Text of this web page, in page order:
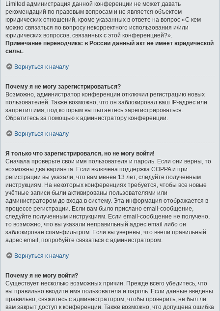
Limited администрация данной конференции не может давать
рекомендаций по правовым вопросам и не является объектом
юридических отношений, кроме указанных в ответе на вопрос «С кем
можно связаться по вопросу некорректного использования и/или
юридических вопросов, связанных с этой конференцией?».
Примечание переводчика: в России данный акт не имеет юридической
силы..
Вернуться к началу
Почему я не могу зарегистрироваться?
Возможно, администратор конференции отключил регистрацию новых
пользователей. Также возможно, что он заблокировал ваш IP-адрес или
запретил имя, под которым вы пытаетесь зарегистрироваться.
Обратитесь за помощью к администратору конференции.
Вернуться к началу
Я только что зарегистрировался, но не могу войти!
Сначала проверьте свои имя пользователя и пароль. Если они верны, то
возможны два варианта. Если включена поддержка COPPA и при
регистрации вы указали, что вам менее 13 лет, следуйте полученным
инструкциям. На некоторых конференциях требуется, чтобы все новые
учётные записи были активированы пользователями или
администратором до входа в систему. Эта информация отображается в
процессе регистрации. Если вам было прислано email-сообщение,
следуйте полученным инструкциям. Если email-сообщение не получено,
то возможно, что вы указали неправильный адрес email либо он
заблокирован спам-фильтром. Если вы уверены, что ввели правильный
адрес email, попробуйте связаться с администратором.
Вернуться к началу
Почему я не могу войти?
Существует несколько возможных причин. Прежде всего убедитесь, что
вы правильно вводите имя пользователя и пароль. Если данные введены
правильно, свяжитесь с администратором, чтобы проверить, не был ли
вам закрыт доступ к конференции. Также возможно, что допущена ошибка